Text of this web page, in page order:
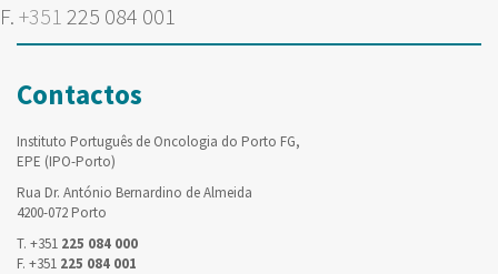
F. +351 225 084 001
Contactos
Instituto Português de Oncologia do Porto FG,
EPE (IPO-Porto)
Rua Dr. António Bernardino de Almeida
4200-072 Porto
T. +351 225 084 000
F. +351 225 084 001